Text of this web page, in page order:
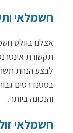
חשמלאי
אצלנו בוולט
תקשורת
לבצע הנחת
בסטנדרטים
והנכונה ביותר.
חשמלאי זול